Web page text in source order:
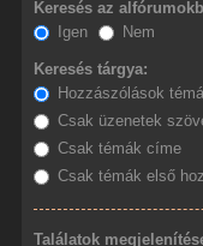
Keresés az
Igen
Nem
Keresés tárgya:
Hozzászólások
Csak üzenetek
Csak témák címe
Csak témák első
Találatok